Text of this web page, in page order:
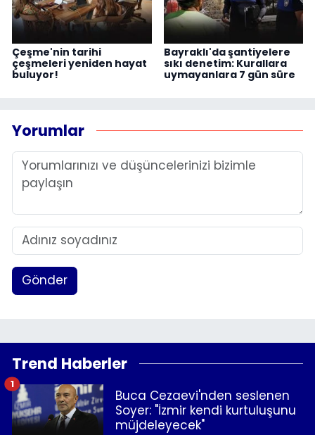
Çeşme'nin tarihi
çeşmeleri yeniden hayat
buluyor!
Bayraklı'da şantiyelere
sıkı denetim: Kurallara
uymayanlara 7 gün süre
Yorumlar
Gönder
Trend Haberler
Buca Cezaevi'nden seslenen
Soyer: "İzmir kendi kurtuluşunu
müjdeleyecek"
1